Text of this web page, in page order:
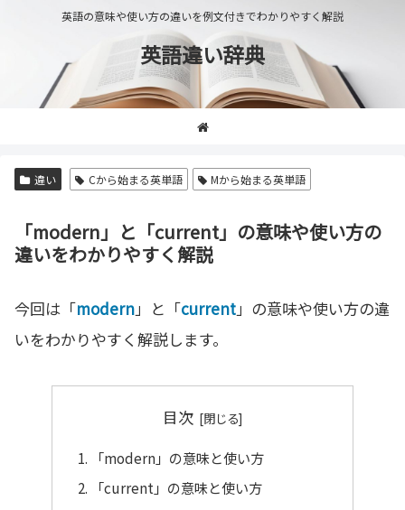
英語の意味や使い方の違いを例文付きでわかりやすく解説
英語違い辞典
違い Cから始まる英単語 Mから始まる英単語
「modern」と「current」の意味や使い方の
違いをわかりやすく解説
今回は「modern」と「current」の意味や使い方の違
いをわかりやすく解説します。
目次
「modern」の意味と使い方
「current」の意味と使い方